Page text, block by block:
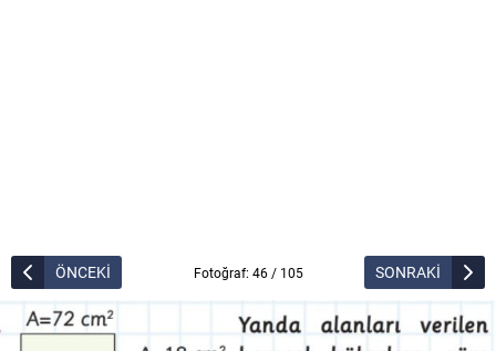
ÖNCEKİ Fotoğraf: 46 / 105 SONRAKİ